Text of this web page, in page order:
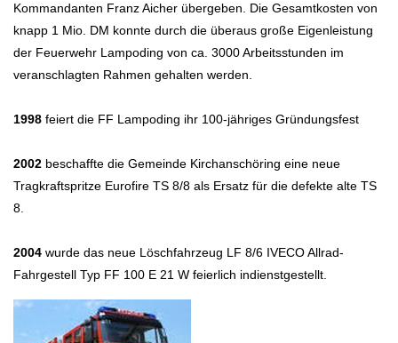
Kommandanten Franz Aicher übergeben. Die Gesamtkosten von
knapp 1 Mio. DM konnte durch die überaus große Eigenleistung
der Feuerwehr Lampoding von ca. 3000 Arbeitsstunden im
veranschlagten Rahmen gehalten werden.
1998 feiert die FF Lampoding ihr 100-jähriges Gründungsfest
2002 beschaffte die Gemeinde Kirchanschöring eine neue
Tragkraftspritze Eurofire TS 8/8 als Ersatz für die defekte alte TS
8.
2004 wurde das neue Löschfahrzeug LF 8/6 IVECO Allrad-
Fahrgestell Typ FF 100 E 21 W feierlich indienstgestellt.